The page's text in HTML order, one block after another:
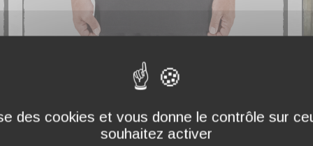
des cookies et vous donne le contrôle sur
souhaitez activer